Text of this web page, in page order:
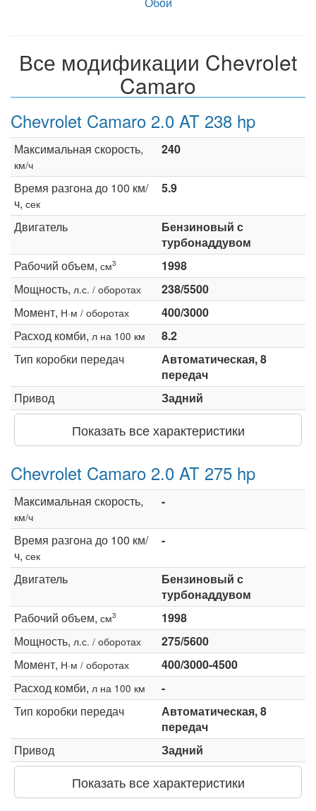
Все модификации Chevrolet
Camaro
Chevrolet Camaro 2.0 AT 238 hp
Максимальная скорость,
км/ч
240
Время разгона до 100 км/
ч, сек
5.9
Двигатель
Бензиновый с
турбонаддувом
Рабочий объем, см3
1998
Мощность, л.с. / оборотах
238/5500
Момент, Н·м / оборотах
400/3000
Расход комби, л на 100 км
8.2
Тип коробки передач
Автоматическая, 8
передач
Привод
Задний
Показать все характеристики
Chevrolet Camaro 2.0 AT 275 hp
Максимальная скорость,
км/ч
-
Время разгона до 100 км/
ч, сек
-
Двигатель
Бензиновый с
турбонаддувом
Рабочий объем, см3
1998
Мощность, л.с. / оборотах
275/5600
Момент, Н·м / оборотах
400/3000-4500
Расход комби, л на 100 км
-
Тип коробки передач
Автоматическая, 8
передач
Привод
Задний
Показать все характеристики